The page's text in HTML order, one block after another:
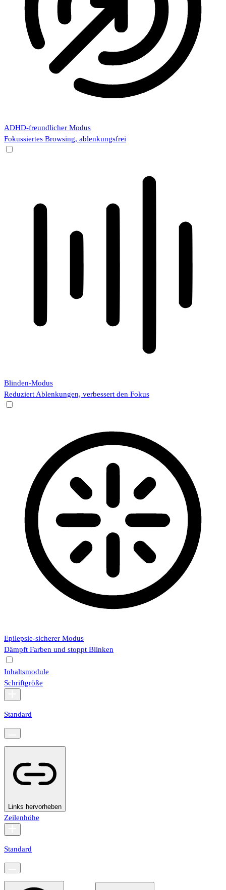
ADHD-freundlicher Modus
Fokussiertes Browsing, ablenkungsfrei
Blinden-Modus
Reduziert Ablenkungen, verbessert den Fokus
Epilepsie-sicherer Modus
Dämpft Farben und stoppt Blinken
Inhaltsmodule
Schriftgröße
Standard
Links hervorheben
Zeilenhöhe
Standard